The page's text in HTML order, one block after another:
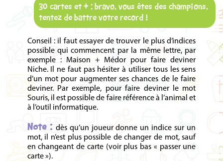
30 cartes et + : bravo, vous êtes des champions,
tentez de battre votre record !
Conseil : il faut essayer de trouver le plus d’indices
possible qui commencent par la même lettre, par
exemple : Maison + Médor pour faire deviner
Niche. Il ne faut pas hésiter à utiliser tous les sens
d’un mot pour augmenter ses chances de le faire
deviner. Par exemple, pour faire deviner le mot
Souris, il est possible de faire référence à l’animal et
à l’outil informatique.
Note : dès qu’un joueur donne un indice sur un
mot, il n’est plus possible de changer de mot, sauf
en changeant de carte (voir plus bas « passer une
carte »).